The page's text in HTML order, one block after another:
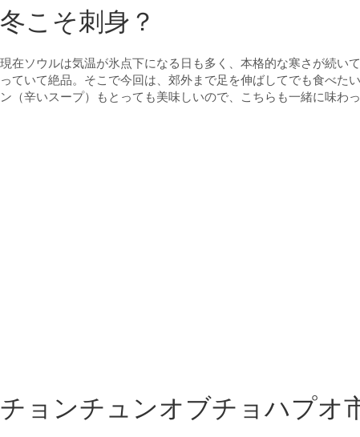
冬こそ刺身？
現在ソウルは気温が氷点下になる日も多く、本格的な寒さが続い
っていて絶品。そこで今回は、郊外まで足を伸ばしてでも食べた
ン（辛いスープ）もとっても美味しいので、こちらも一緒に味わ
チョンチュンオブチョハプオ